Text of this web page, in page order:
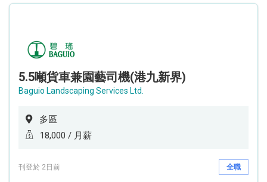
5.5噸貨車兼園藝司機(港九新界)
Baguio Landscaping Services Ltd.
多區
18,000 / 月薪
刊登於 2日前 全職